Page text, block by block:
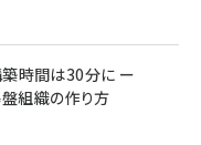
築時間は30分に ー
組織の作り方